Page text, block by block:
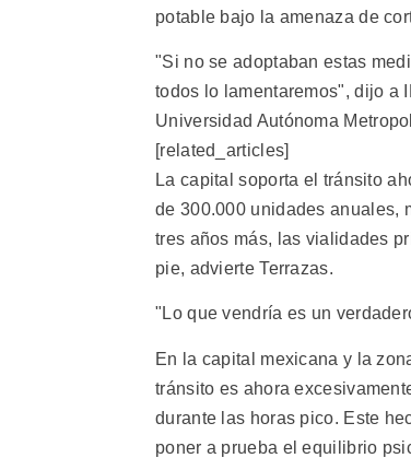
potable bajo la amenaza de
"Si no se adoptaban estas
todos lo lamentaremos", dijo a
Universidad Autónoma
[related_articles]
La capital soporta el tránsito
de 300.000 unidades anuales,
tres años más, las vialidades
pie, advierte Terrazas.
"Lo que vendría es un
En la capital mexicana y la
tránsito es ahora
durante las horas pico. Este
poner a prueba el equilibrio